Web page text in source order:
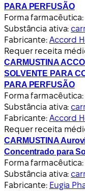
PARA PERFUSÃO
Forma farmacêutica:
Substância ativa:
Fabricante: Accord
Requer receita
CARMUSTINA
SOLVENTE PARA
PARA PERFUSÃO
Forma farmacêutica:
Substância ativa:
Fabricante: Accord
Requer receita
CARMUSTINA
Concentrado para
Forma farmacêutica:
Substância ativa:
Fabricante: Eugia